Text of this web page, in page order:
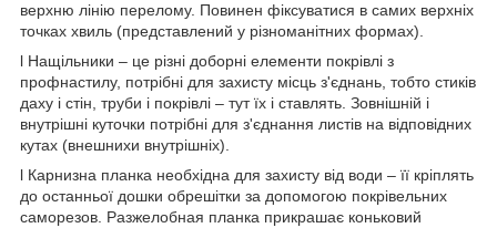
верхню лінію перелому. Повинен фіксуватися в самих верхніх
точках хвиль (представлений у різноманітних формах).
l Нащільники – це різні доборні елементи покрівлі з
профнастилу, потрібні для захисту місць з'єднань, тобто стиків
даху і стін, труби і покрівлі – тут їх і ставлять. Зовнішній і
внутрішні куточки потрібні для з'єднання листів на відповідних
кутах (внешнихи внутрішніх).
l Карнизна планка необхідна для захисту від води – її кріплять
до останньої дошки обрешітки за допомогою покрівельних
саморезов. Разжелобная планка прикрашає коньковий